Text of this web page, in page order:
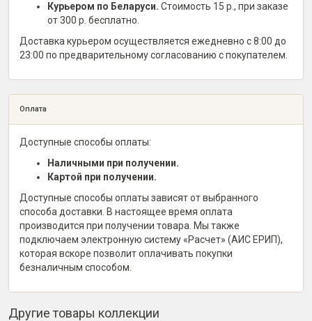
Курьером по Беларуси. Стоимость 15 р., при заказе
от 300 р. бесплатно.
Доставка курьером осуществляется ежедневно с 8:00 до
23:00 по предварительному согласованию с покупателем.
Оплата
Доступные способы оплаты:
Наличными при получении.
Картой при получении.
Доступные способы оплаты зависят от выбранного
способа доставки. В настоящее время оплата
производится при получении товара. Мы также
подключаем электронную систему «Расчет» (АИС ЕРИП),
которая вскоре позволит оплачивать покупки
безналичным способом.
Другие товары коллекции